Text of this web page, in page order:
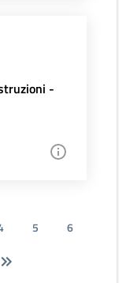
-
5
6